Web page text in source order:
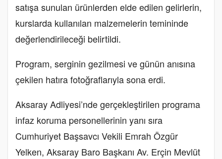
satışa sunulan ürünlerden elde edilen gelirlerin,
kurslarda kullanılan malzemelerin temininde
değerlendirileceği belirtildi.
Program, serginin gezilmesi ve günün anısına
çekilen hatıra fotoğraflarıyla sona erdi.
Aksaray Adliyesi’nde gerçekleştirilen programa
infaz koruma personellerinin yanı sıra
Cumhuriyet Başsavcı Vekili Emrah Özgür
Yelken, Aksaray Baro Başkanı Av. Erçin Mevlüt